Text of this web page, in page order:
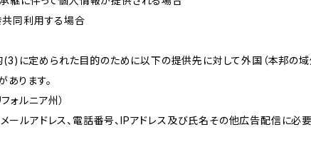
共同利用する場合
(3)に定められた目的のために以下の提供先に対して外国（本邦の
ります。
ルニア州）
ールアドレス、電話番号、IPアドレス及び氏名その他広告配信に必